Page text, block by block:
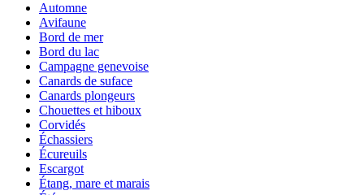
Automne
Avifaune
Bord de mer
Bord du lac
Campagne genevoise
Canards de suface
Canards plongeurs
Chouettes et hiboux
Corvidés
Échassiers
Écureuils
Escargot
Étang, mare et marais